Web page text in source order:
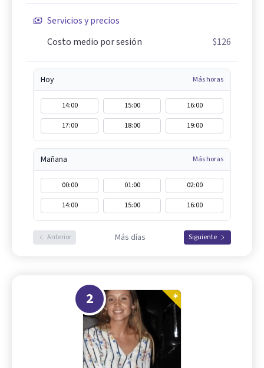
Servicios y precios
Costo medio por sesión
$126
Hoy Más horas
14:00 15:00
16:00
17:00
18:00 19:00
Mañana Más horas
00:00 01:00
02:00
14:00
15:00 16:00
Anterior Más días Siguiente
2